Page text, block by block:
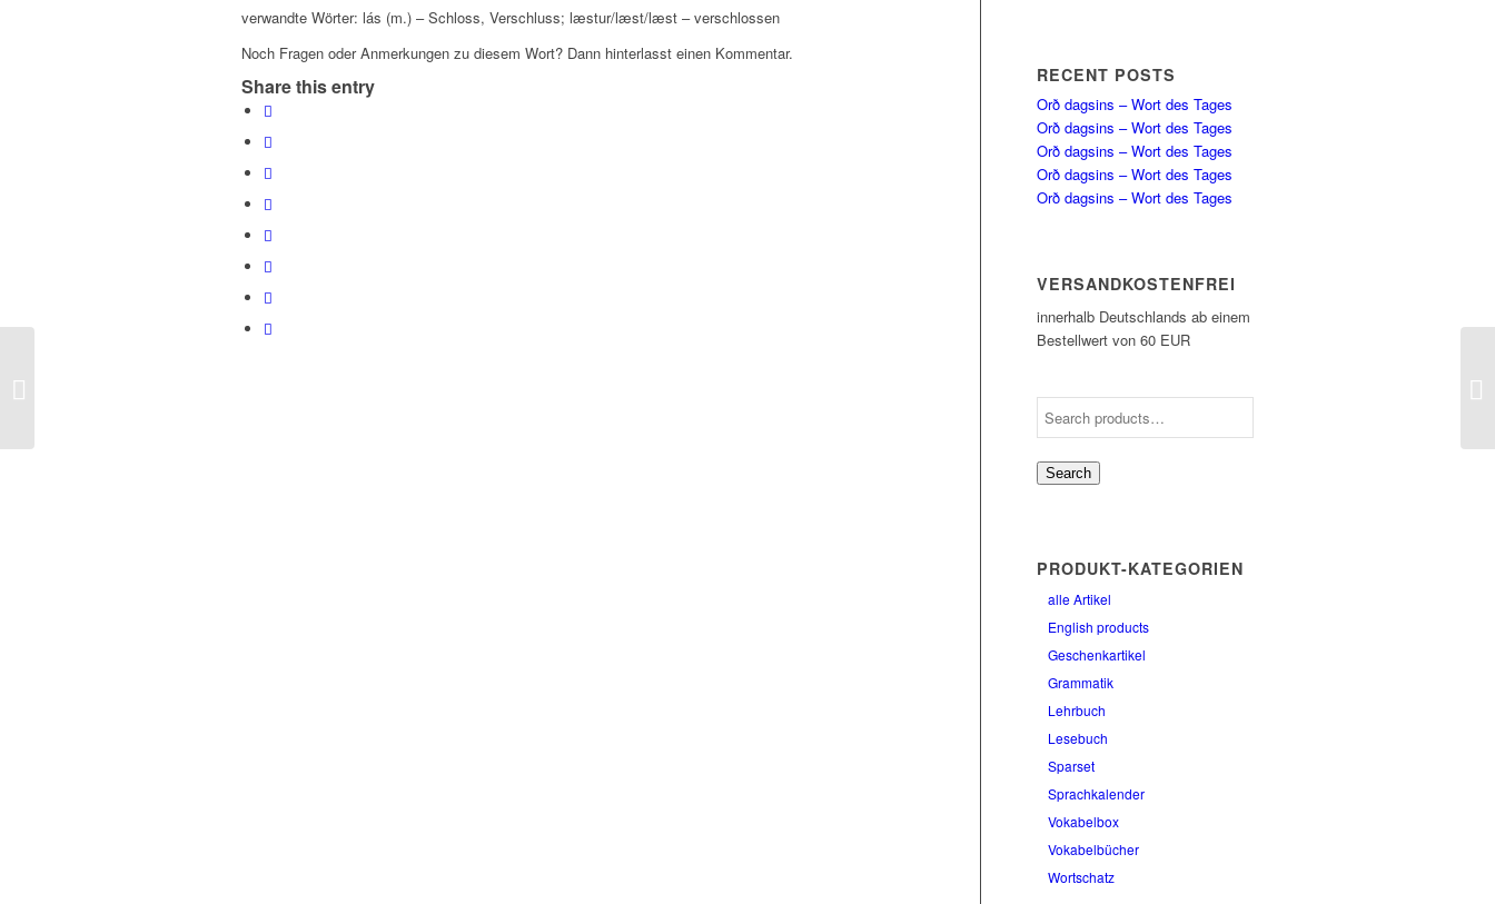
verwandte Wörter: lás (m.) – Schloss, Verschluss; læstur/læst/læst – verschlossen
Noch Fragen oder Anmerkungen zu diesem Wort? Dann hinterlasst einen Kommentar.
Share this entry RECENT POSTS
Orð dagsins – Wort des Tages
Orð dagsins – Wort des Tages
Orð dagsins – Wort des Tages
Orð dagsins – Wort des Tages
Orð dagsins – Wort des Tages
VERSANDKOSTENFREI
innerhalb Deutschlands ab einem
Bestellwert von 60 EUR
Search
PRODUKT-KATEGORIEN
alle Artikel
English products
Geschenkartikel
Grammatik
Lehrbuch
Lesebuch
Sparset
Sprachkalender
Vokabelbox
Vokabelbücher
Wortschatz